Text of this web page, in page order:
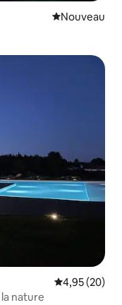
Nouvel
Nouveau
Évaluation
4,95 (20)
nature